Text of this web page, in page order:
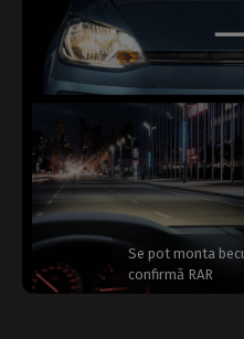
Se pot monta
confirmă RAR